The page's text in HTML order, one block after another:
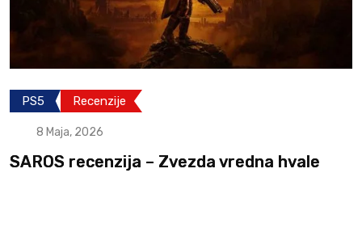
PS5 Recenzije
8 Maja, 2026
SAROS recenzija – Zvezda vredna hvale